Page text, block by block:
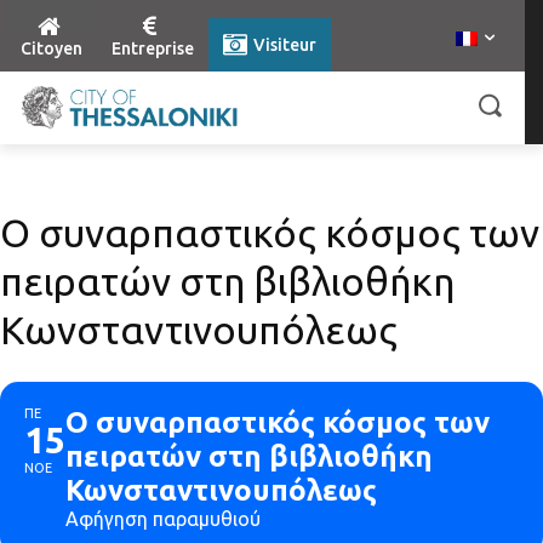
Citoyen Entreprise Visiteur
Ο συναρπαστικός κόσμος των
πειρατών στη βιβλιοθήκη
Κωνσταντινουπόλεως
ΠΕ
15
ΝΟΕ
Ο συναρπαστικός κόσμος των
πειρατών στη βιβλιοθήκη
Κωνσταντινουπόλεως
Aφήγηση παραμυθιού